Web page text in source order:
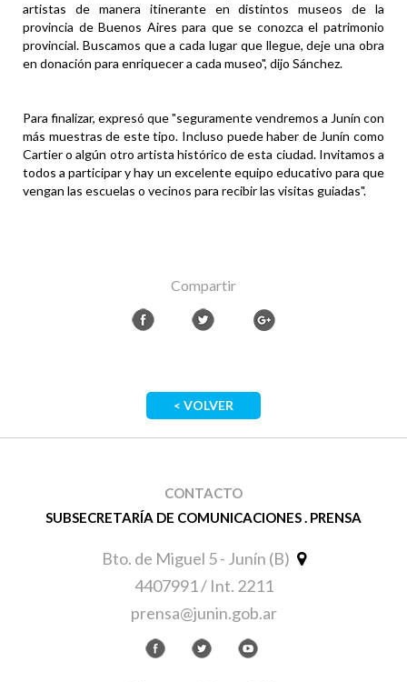
artistas de manera itinerante en distintos museos de la
provincia de Buenos Aires para que se conozca el patrimonio
provincial. Buscamos que a cada lugar que llegue, deje una obra
en donación para enriquecer a cada museo", dijo Sánchez.
Para finalizar, expresó que "seguramente vendremos a Junín con
más muestras de este tipo. Incluso puede haber de Junín como
Cartier o algún otro artista histórico de esta ciudad. Invitamos a
todos a participar y hay un excelente equipo educativo para que
vengan las escuelas o vecinos para recibir las visitas guiadas".
Compartir
< VOLVER
CONTACTO
SUBSECRETARÍA DE COMUNICACIONES . PRENSA
Bto. de Miguel 5 - Junín (B)
4407991 / Int. 2211
prensa@junin.gob.ar